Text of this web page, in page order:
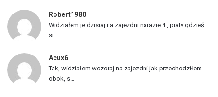
Robert1980
Widziałem je dzisiaj na zajezdni narazie 4 , piaty gdzieś
si...
Acux6
Tak, widziałem wczoraj na zajezdni jak przechodziłem
obok, s...